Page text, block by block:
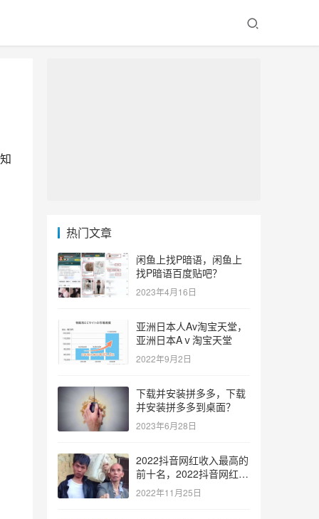
热门文章
闲鱼上找P暗语，闲鱼上
找P暗语百度贴吧？
2023年4月16日
亚洲日本人Av淘宝天堂，
亚洲日本Aⅴ淘宝天堂
2022年9月2日
下载并安装拼多多，下载
并安装拼多多到桌面？
2023年6月28日
2022抖音网红收入最高的
前十名，2022抖音网红收
入最高的前十名有哪些？
2022年11月25日